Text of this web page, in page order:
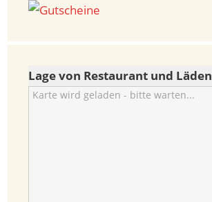
Lage von Restaurant und Läden
Karte wird geladen - bitte warten...